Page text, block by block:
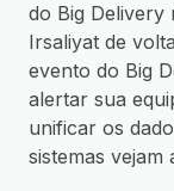
do Big Delivery
Irsaliyat de
evento do Big
alertar sua
unificar os
sistemas vejam